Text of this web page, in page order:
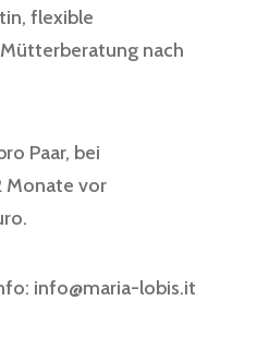
flexible
nach
Paar, bei
Monate vor
info@maria-lobis.it